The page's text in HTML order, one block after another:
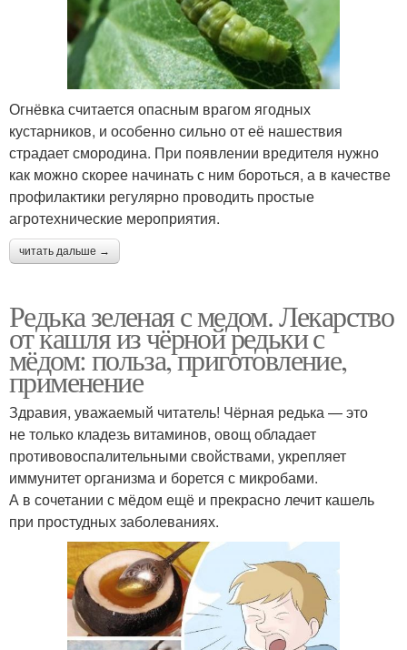
Огнёвка считается опасным врагом ягодных
кустарников, и особенно сильно от её нашествия
страдает смородина. При появлении вредителя нужно
как можно скорее начинать с ним бороться, а в качестве
профилактики регулярно проводить простые
агротехнические мероприятия.
читать дальше →
Редька зеленая с медом. Лекарство
от кашля из чёрной редьки с
мёдом: польза, приготовление,
применение
Здравия, уважаемый читатель! Чёрная редька — это
не только кладезь витаминов, овощ обладает
противовоспалительными свойствами, укрепляет
иммунитет организма и борется с микробами.
А в сочетании с мёдом ещё и прекрасно лечит кашель
при простудных заболеваниях.